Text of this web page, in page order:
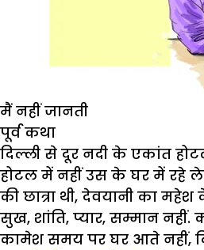
मैं नहीं जानती
पूर्व कथा
दिल्ली से दूर नदी के एकांत
होटल में नहीं उस के घर में रहे
की छात्रा थी, देवयानी का
सुख, शांति, प्यार, सम्मान नहीं.
कामेश समय पर घर आते नहीं,